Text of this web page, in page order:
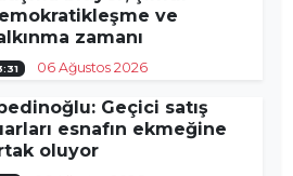
ve
zamanı
06 Ağustos 2026
Geçici satış
esnafın ekmeğine
oluyor